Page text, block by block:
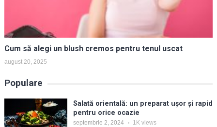
Cum să alegi un blush cremos pentru tenul uscat
august 20, 2025
Populare
Salată orientală: un preparat ușor și rapid
pentru orice ocazie
septembrie 2, 2024 1Kviews